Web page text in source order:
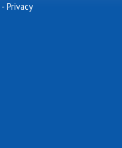
- Privacy